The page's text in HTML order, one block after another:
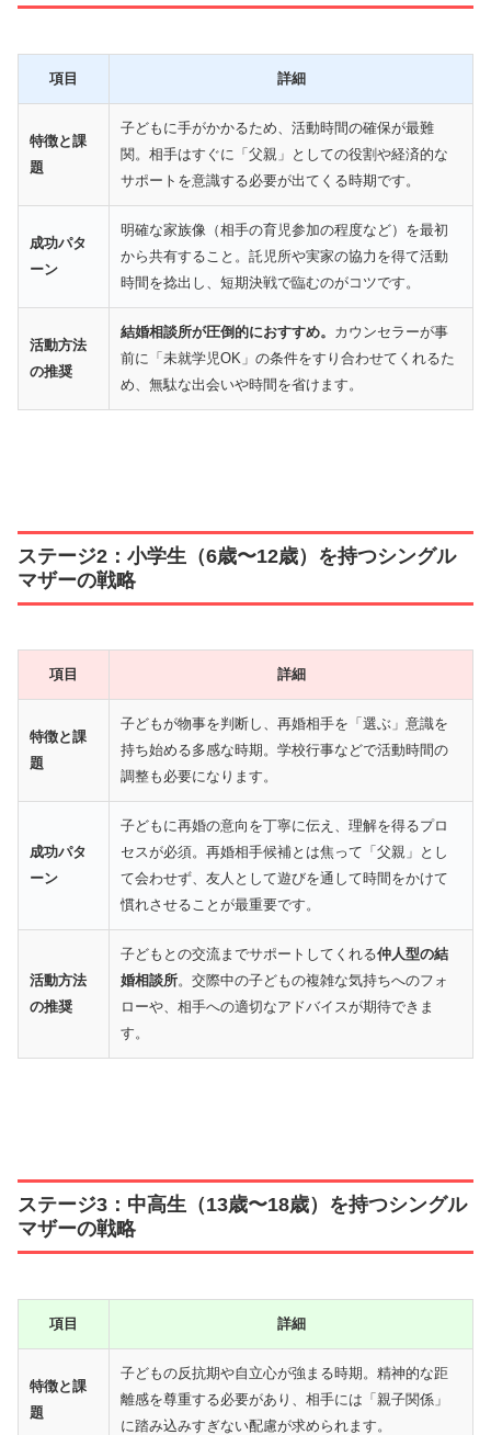
項目 詳細
特徴と課
題
子どもに手がかかるため、活動時間の確保が最難
関。相手はすぐに「父親」としての役割や経済的な
サポートを意識する必要が出てくる時期です。
成功パタ
ーン
明確な家族像（相手の育児参加の程度など）を最初
から共有すること。託児所や実家の協力を得て活動
時間を捻出し、短期決戦で臨むのがコツです。
活動方法
の推奨
結婚相談所が圧倒的におすすめ。 カウンセラーが事
前に「未就学児OK」の条件をすり合わせてくれるた
め、無駄な出会いや時間を省けます。
ステージ2：小学生（6歳〜12歳）を持つシングル
マザーの戦略
項目 詳細
特徴と課
題
子どもが物事を判断し、再婚相手を「選ぶ」意識を
持ち始める多感な時期。学校行事などで活動時間の
調整も必要になります。
成功パタ
ーン
子どもに再婚の意向を丁寧に伝え、理解を得るプロ
セスが必須。再婚相手候補とは焦って「父親」とし
て会わせず、友人として遊びを通して時間をかけて
慣れさせることが最重要です。
活動方法
の推奨
子どもとの交流までサポートしてくれる仲人型の結
婚相談所。交際中の子どもの複雑な気持ちへのフォ
ローや、相手への適切なアドバイスが期待できま
す。
ステージ3：中高生（13歳〜18歳）を持つシングル
マザーの戦略
項目 詳細
特徴と課
題
子どもの反抗期や自立心が強まる時期。精神的な距
離感を尊重する必要があり、相手には「親子関係」
に踏み込みすぎない配慮が求められます。